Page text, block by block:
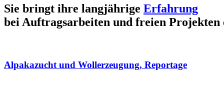
Sie bringt ihre langjährige Erfahrung
bei Auftragsarbeiten und freien Projekten
Alpakazucht und Wollerzeugung, Reportage